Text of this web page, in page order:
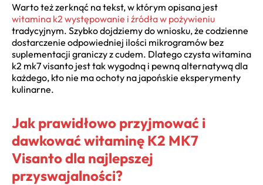
Warto też zerknąć na tekst, w którym opisana jest
witamina k2 występowanie i źródła w pożywieniu
tradycyjnym. Szybko dojdziemy do wniosku, że codzienne
dostarczenie odpowiedniej ilości mikrogramów bez
suplementacji graniczy z cudem. Dlatego czysta witamina
k2 mk7 visanto jest tak wygodną i pewną alternatywą dla
każdego, kto nie ma ochoty na japońskie eksperymenty
kulinarne.
Jak prawidłowo przyjmować i
dawkować witaminę K2 MK7
Visanto dla najlepszej
przyswajalności?